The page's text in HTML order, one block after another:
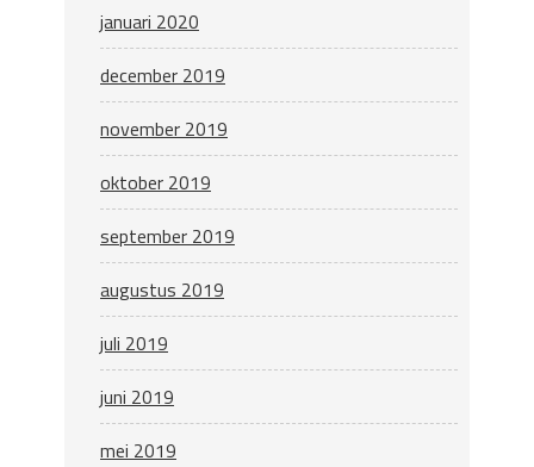
januari 2020
december 2019
november 2019
oktober 2019
september 2019
augustus 2019
juli 2019
juni 2019
mei 2019